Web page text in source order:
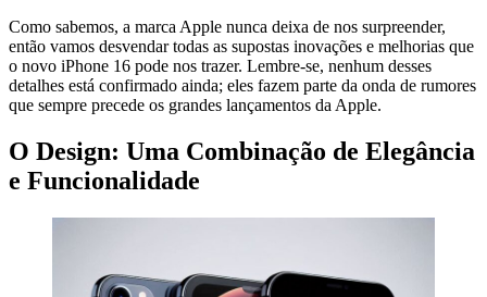
Como sabemos, a marca Apple nunca deixa de nos surpreender,
então vamos desvendar todas as supostas inovações e melhorias que
o novo iPhone 16 pode nos trazer. Lembre-se, nenhum desses
detalhes está confirmado ainda; eles fazem parte da onda de rumores
que sempre precede os grandes lançamentos da Apple.
O Design: Uma Combinação de Elegância
e Funcionalidade